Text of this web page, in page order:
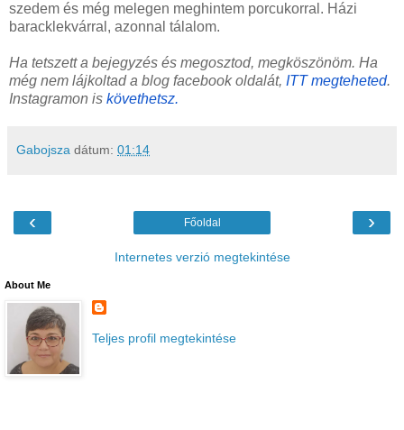
szedem és még melegen meghintem porcukorral. Házi
baracklekvárral, azonnal tálalom.
Ha tetszett a bejegyzés és megosztod, megköszönöm. Ha
még nem lájkoltad a blog facebook oldalát, ITT megteheted.
Instagramon is követhetsz.
Gabojsza dátum: 01:14
‹ ›
Főoldal
Internetes verzió megtekintése
About Me
Teljes profil megtekintése